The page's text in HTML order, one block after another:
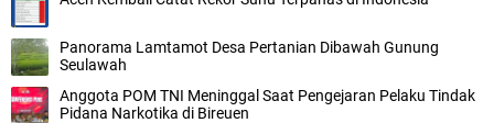
Panorama Lamtamot Desa Pertanian Dibawah Gunung
Seulawah
Anggota POM TNI Meninggal Saat Pengejaran Pelaku Tindak
Pidana Narkotika di Bireuen